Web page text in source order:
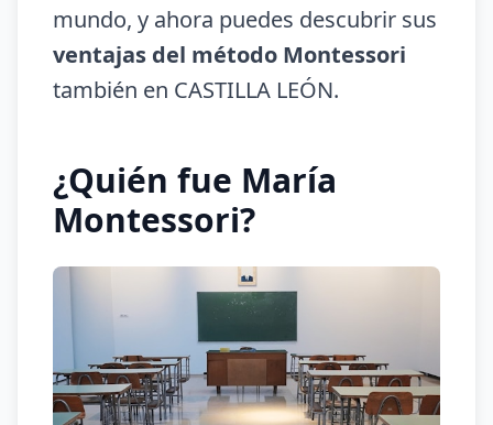
mundo, y ahora puedes descubrir sus
ventajas del método Montessori
también en CASTILLA LEÓN.
¿Quién fue María
Montessori?